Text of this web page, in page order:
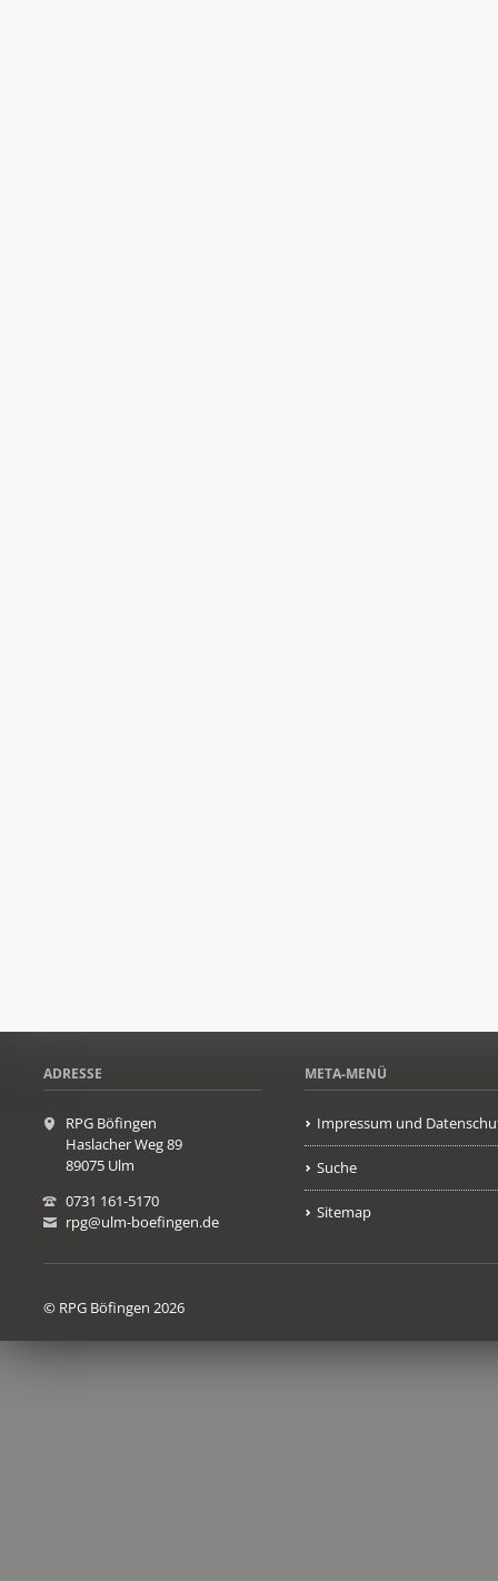
ADRESSE
RPG Böfingen
Haslacher Weg 89
89075 Ulm
0731 161-5170
rpg@ulm-boefingen.de
META-MENÜ
Impressum und
Suche
Sitemap
© RPG Böfingen 2026